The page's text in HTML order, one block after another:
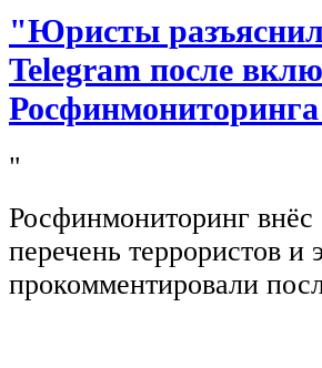
"Юристы
Telegram после
"
Росфинмониторинг внёс
перечень террористов
прокомментировали